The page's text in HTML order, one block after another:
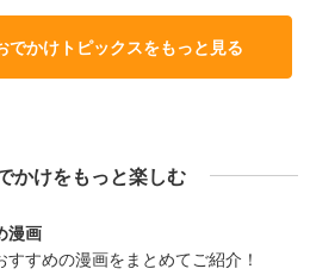
でかけトピックスをもっと見る
かけをもっと楽しむ
漫画
すすめの漫画をまとめてご紹介！